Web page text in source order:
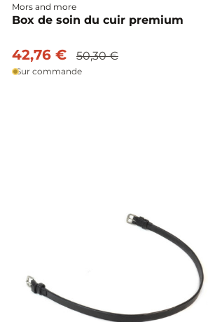
Mors and more
Box de soin du cuir premium
42,76 € 50,30 €
Sur commande